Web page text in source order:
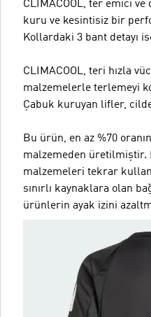
CLIMACOOL, ter emici ve
kuru ve kesintisiz bir
Kollardaki 3 bant detayı
CLIMACOOL, teri hızla
malzemelerle terlemeyi
Çabuk kuruyan lifler,
Bu ürün, en az %70
malzemeden üretilmiştir.
malzemeleri tekrar
sınırlı kaynaklara olan
ürünlerin ayak izini